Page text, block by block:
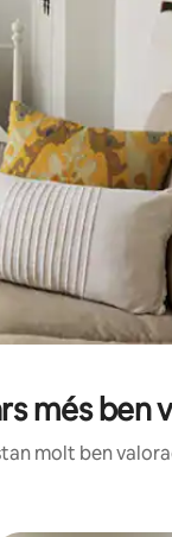
més ben
molt ben